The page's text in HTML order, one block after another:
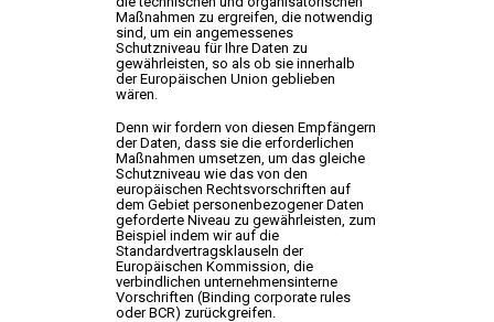
Maßnahmen zu ergreifen, die notwendig
sind, um ein angemessenes
Schutzniveau für Ihre Daten zu
gewährleisten, so als ob sie innerhalb
der Europäischen Union geblieben
wären.
Denn wir fordern von diesen Empfängern
der Daten, dass sie die erforderlichen
Maßnahmen umsetzen, um das gleiche
Schutzniveau wie das von den
europäischen Rechtsvorschriften auf
dem Gebiet personenbezogener Daten
geforderte Niveau zu gewährleisten, zum
Beispiel indem wir auf die
Standardvertragsklauseln der
Europäischen Kommission, die
verbindlichen unternehmensinterne
Vorschriften (Binding corporate rules
oder BCR) zurückgreifen.